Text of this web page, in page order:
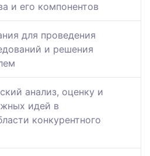
и его компонентов
для проведения
и решения
анализ, оценку и
идей в
конкурентного